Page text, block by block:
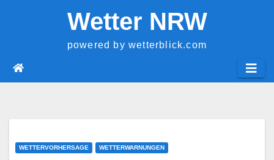
Wetter NRW
powered by wetterblick.com
WETTERVORHERSAGE WETTERWARNUNGEN